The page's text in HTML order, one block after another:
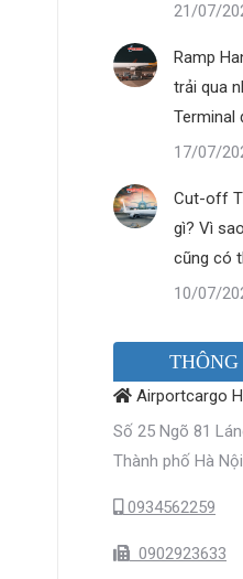
21/07/
Ramp
trải qua
Terminal
17/07/
Cut-off
gì? Vì
cũng có
10/07/
Airportcargo
Số 25 Ngõ 81
Thành phố Hà Nội
0934562259
0902923633